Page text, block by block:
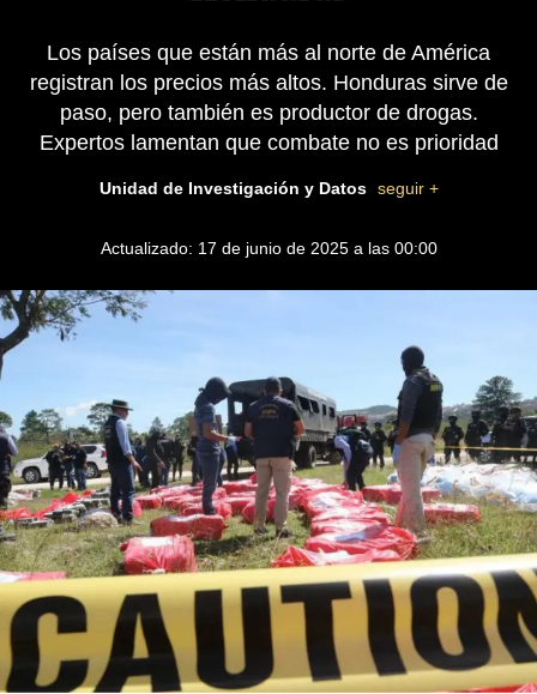
Los países que están más al norte de América
registran los precios más altos. Honduras sirve de
paso, pero también es productor de drogas.
Expertos lamentan que combate no es prioridad
Unidad de Investigación y Datos seguir +
Actualizado: 17 de junio de 2025 a las 00:00